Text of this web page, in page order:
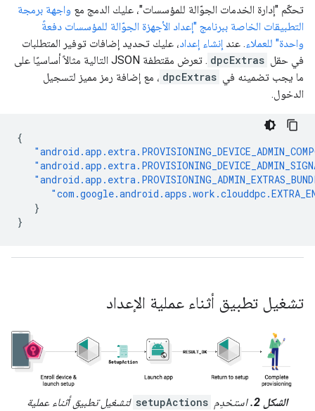
تحكّم "إدارة الخدمات الجوّالة للمؤسسات"، عليك الدمج مع واجهة برمجة
التطبيقات الخاصة ببرنامج "إعداد الأجهزة الجوّالة للمؤسسات دفعةً
واحدة" للعملاء. عند إنشاء إعداد، عليك تحديد إضافات توفير المتطلبات
في حقل dpcExtras
. تعرض مقتطفة JSON التالية مثالاً أساسيًا على
ما يجب تضمينه في dpcExtras ، مع إضافة رمز مميز لتسجيل
الدخول.
{
}
}
تشغيل تطبيق أثناء عملية الإعداد
الشكل 2. استخدِم setupActions لتشغيل تطبيق أثناء عملية